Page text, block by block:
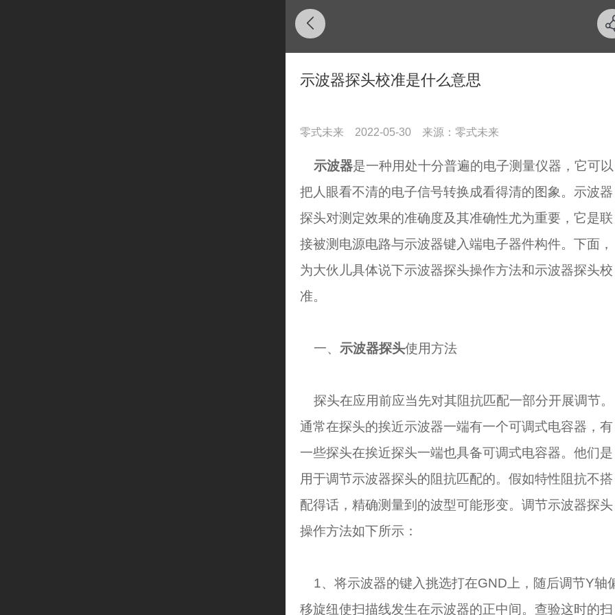
示波器探头校准是什么意思
零式未来 2022-05-30 来源：零式未来
示波器是一种用处十分普遍的电子测量仪器，它可以
把人眼看不清的电子信号转换成看得清的图象。示波器
探头对测定效果的准确度及其准确性尤为重要，它是联
接被测电源电路与示波器键入端电子器件构件。下面，
为大伙儿具体说下示波器探头操作方法和示波器探头校
准。
一、 示波器探头使用方法
探头在应用前应当先对其阻抗匹配一部分开展调节。
通常在探头的挨近示波器一端有一个可调式电容器，有
一些探头在挨近探头一端也具备可调式电容器。他们是
用于调节示波器探头的阻抗匹配的。假如特性阻抗不搭
配得话，精确测量到的波型可能形变。调节示波器探头
操作方法如下所示：
1、将示波器的键入挑选打在GND上，随后调节Y轴
移旋纽使扫描线发生在示波器的正中间。查验这时的扫